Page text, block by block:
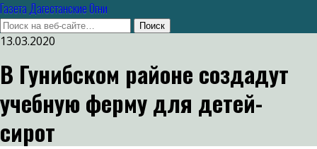
Газета Дагестанские Огни
13.03.2020
В Гунибском районе создадут
учебную ферму для детей-
сирот